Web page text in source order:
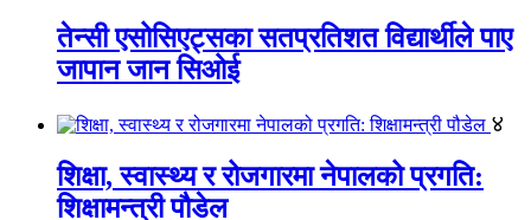
तेन्सी एसोसिएट्सका सतप्रतिशत विद्यार्थीले पाए
जापान जान सिओई
४
शिक्षा, स्वास्थ्य र रोजगारमा नेपालको प्रगति:
शिक्षामन्त्री पौडेल